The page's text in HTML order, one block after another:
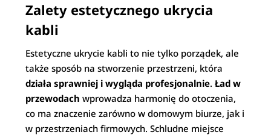
Zalety estetycznego ukrycia
kabli
Estetyczne ukrycie kabli to nie tylko porządek, ale
także sposób na stworzenie przestrzeni, która
działa sprawniej i wygląda profesjonalnie.Ład w
przewodach wprowadza harmonię do otoczenia,
co ma znaczenie zarówno w domowym biurze, jak i
w przestrzeniach firmowych. Schludne miejsce